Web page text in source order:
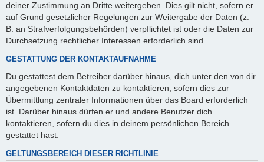
deiner Zustimmung an Dritte weitergeben. Dies gilt nicht, sofern er
auf Grund gesetzlicher Regelungen zur Weitergabe der Daten (z.
B. an Strafverfolgungsbehörden) verpflichtet ist oder die Daten zur
Durchsetzung rechtlicher Interessen erforderlich sind.
GESTATTUNG DER KONTAKTAUFNAHME
Du gestattest dem Betreiber darüber hinaus, dich unter den von dir
angegebenen Kontaktdaten zu kontaktieren, sofern dies zur
Übermittlung zentraler Informationen über das Board erforderlich
ist. Darüber hinaus dürfen er und andere Benutzer dich
kontaktieren, sofern du dies in deinem persönlichen Bereich
gestattet hast.
GELTUNGSBEREICH DIESER RICHTLINIE